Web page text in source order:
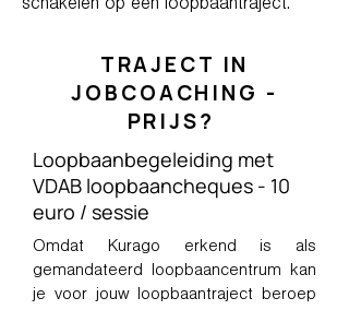
schakelen op een loopbaantraject.
TRAJECT IN
JOBCOACHING -
PRIJS?
Loopbaanbegeleiding met
VDAB loopbaancheques - 10
euro / sessie
Omdat Kurago erkend is als
gemandateerd loopbaancentrum kan
je voor jouw loopbaantraject beroep